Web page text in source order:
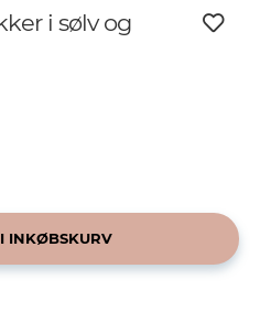
i sølv og
INKØBSKURV